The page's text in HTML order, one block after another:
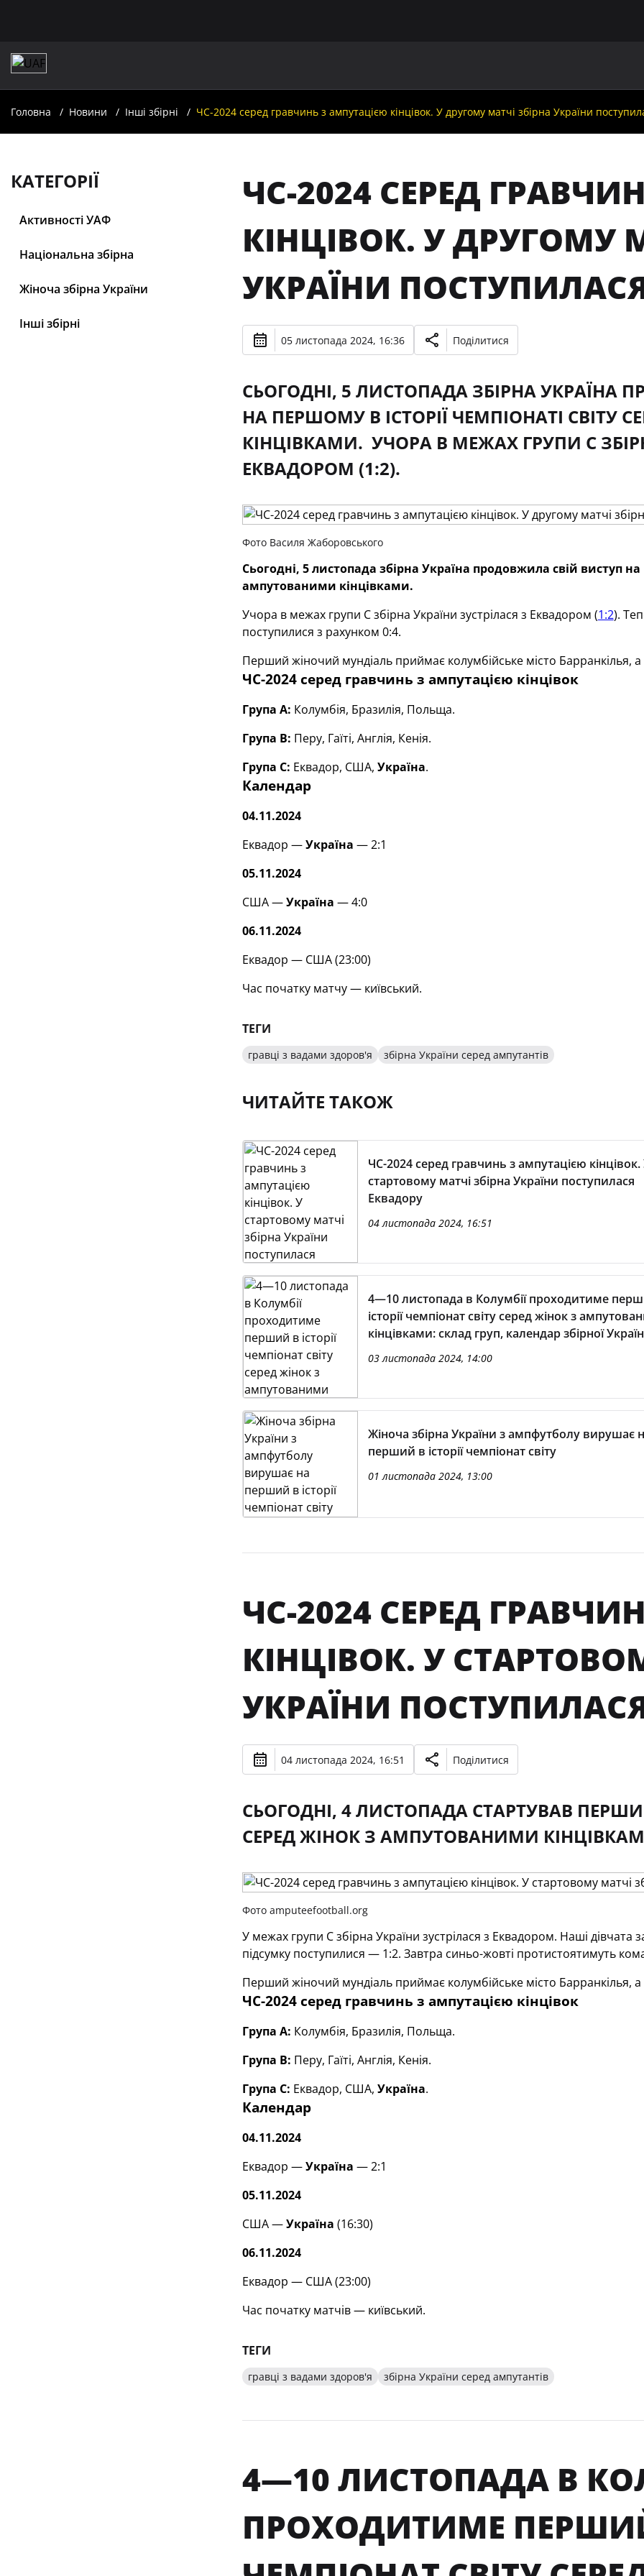
Головна Новини Інші збірні ЧС-2024 серед гравчинь з ампутацією кінцівок. У другому матчі збірна України
КАТЕГОРІЇ
Активності УАФ
Національна збірна
Жіноча збірна України
Інші збірні
ЧС-2024 СЕРЕД
КІНЦІВОК. У ДРУГОМУ
УКРАЇНИ
05 листопада 2024, 16:36 Поділитися
СЬОГОДНІ, 5 ЛИСТОПАДА ЗБІРНА УКРАЇНА
НА ПЕРШОМУ В ІСТОРІЇ ЧЕМПІОНАТІ
КІНЦІВКАМИ. УЧОРА В МЕЖАХ ГРУПИ С
ЕКВАДОРОМ (1:2).
Фото Василя Жаборовського
Сьогодні, 5 листопада збірна Україна продовжила свій виступ на
ампутованими кінцівками.
Учора в межах групи С збірна України зустрілася з Еквадором (1:2).
поступилися з рахунком 0:4.
Перший жіночий мундіаль приймає колумбійське місто Барранкілья,
ЧС-2024 серед гравчинь з ампутацією кінцівок
Група А: Колумбія, Бразилія, Польща.
Група В: Перу, Гаїті, Англія, Кенія.
Група С: Еквадор, США, Україна.
Календар
04.11.2024
Еквадор —Україна — 2:1
05.11.2024
США —Україна — 4:0
06.11.2024
Еквадор — США (23:00)
Час початку матчу — київський.
ТЕГИ
гравці з вадами здоров'я збірна України серед ампутантів
ЧИТАЙТЕ ТАКОЖ
ЧС-2024 серед гравчинь з ампутацією кінцівок.
стартовому матчі збірна України поступилася
Еквадору
04 листопада 2024, 16:51
4—10 листопада в Колумбії проходитиме
історії чемпіонат світу серед жінок з
кінцівками: склад груп, календар збірної
03 листопада 2024, 14:00
Жіноча збірна України з ампфутболу вирушає
перший в історії чемпіонат світу
01 листопада 2024, 13:00
ЧС-2024 СЕРЕД
КІНЦІВОК. У
УКРАЇНИ
04 листопада 2024, 16:51 Поділитися
СЬОГОДНІ, 4 ЛИСТОПАДА СТАРТУВАВ
СЕРЕД ЖІНОК З АМПУТОВАНИМИ
Фото amputeefootball.org
У межах групи С збірна України зустрілася з Еквадором. Наші
підсумку поступилися — 1:2. Завтра синьо-жовті протистоятимуть
Перший жіночий мундіаль приймає колумбійське місто Барранкілья,
ЧС-2024 серед гравчинь з ампутацією кінцівок
Група А: Колумбія, Бразилія, Польща.
Група В: Перу, Гаїті, Англія, Кенія.
Група С: Еквадор, США, Україна.
Календар
04.11.2024
Еквадор —Україна — 2:1
05.11.2024
США —Україна (16:30)
06.11.2024
Еквадор — США (23:00)
Час початку матчів — київський.
ТЕГИ
гравці з вадами здоров'я збірна України серед ампутантів
4—10 ЛИСТОПАДА В
ПРОХОДИТИМЕ ПЕРШИЙ